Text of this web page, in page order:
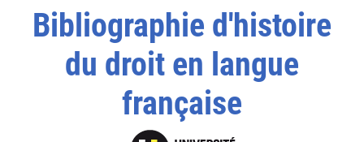
Bibliographie d'histoire
du droit en langue
française